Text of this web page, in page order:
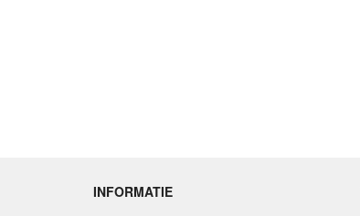
INFORMATIE